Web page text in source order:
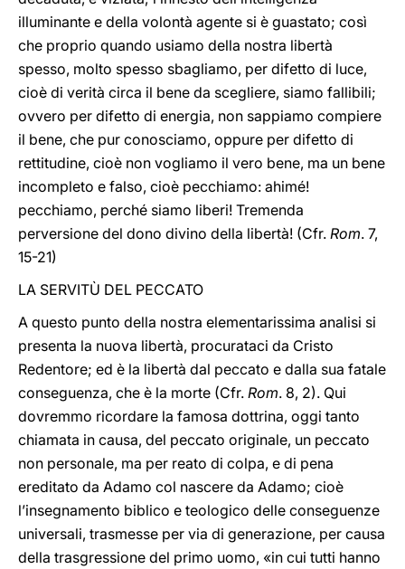
illuminante e della volontà agente si è guastato; così
che proprio quando usiamo della nostra libertà
spesso, molto spesso sbagliamo, per difetto di luce,
cioè di verità circa il bene da scegliere, siamo fallibili;
ovvero per difetto di energia, non sappiamo compiere
il bene, che pur conosciamo, oppure per difetto di
rettitudine, cioè non vogliamo il vero bene, ma un bene
incompleto e falso, cioè pecchiamo: ahimé!
pecchiamo, perché siamo liberi! Tremenda
perversione del dono divino della libertà! (Cfr. Rom. 7,
15-21)
LA SERVITÙ DEL PECCATO
A questo punto della nostra elementarissima analisi si
presenta la nuova libertà, procurataci da Cristo
Redentore; ed è la libertà dal peccato e dalla sua fatale
conseguenza, che è la morte (Cfr. Rom. 8, 2). Qui
dovremmo ricordare la famosa dottrina, oggi tanto
chiamata in causa, del peccato originale, un peccato
non personale, ma per reato di colpa, e di pena
ereditato da Adamo col nascere da Adamo; cioè
l’insegnamento biblico e teologico delle conseguenze
universali, trasmesse per via di generazione, per causa
della trasgressione del primo uomo, «in cui tutti hanno